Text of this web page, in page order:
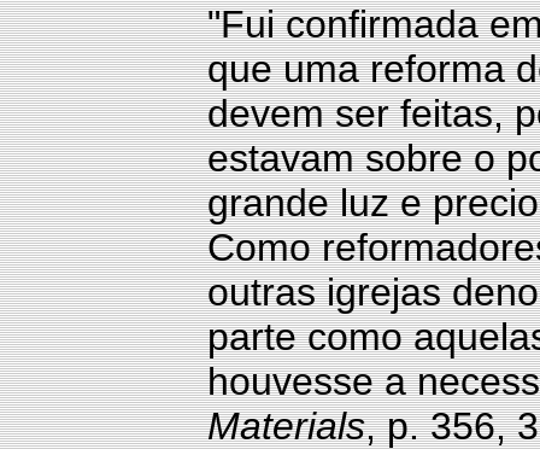
"Fui confirmada
que uma reforma
devem ser feitas,
estavam sobre o
grande luz e
Como
outras igrejas
parte como
houvesse a
Materials, p. 356,